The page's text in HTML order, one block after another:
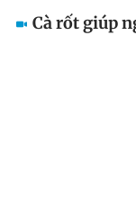
Cà rốt giúp